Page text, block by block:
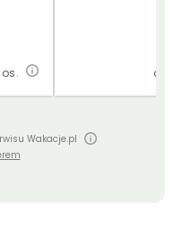
od
Wakacje.pl